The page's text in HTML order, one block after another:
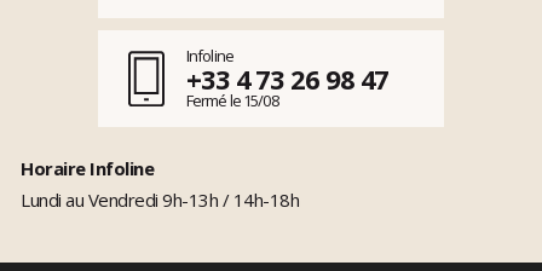
Infoline
+33 4 73 26 98 47
Fermé le 15/08
Horaire Infoline
Lundi au Vendredi 9h-13h / 14h-18h